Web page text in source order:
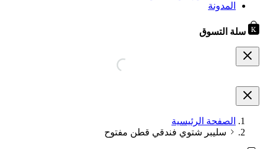
المدونة
سلة التسوق
الصفحة الرئيسية
سليبر شتوي فندقي قطن مفتوح